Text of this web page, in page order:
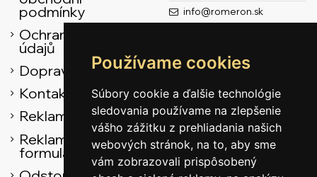
Používame cookies
Súbory cookie a ďalšie technológie
sledovania používame na zlepšenie
vášho zážitku z prehliadania našich
webových stránok, na to, aby sme
vám zobrazovali prispôsobený
podmínky
Ochrana osobních
údajů
Doprava
Kontaktní údaje
Reklamační řád
Reklamačný
formulár
info@romeron.sk